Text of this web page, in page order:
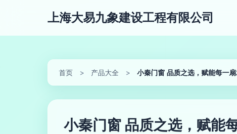
上海大易九象建设工程有限公司
首页 > 产品大全 > 小秦门窗 品质之选，赋能每一
小秦门窗 品质之选，赋能